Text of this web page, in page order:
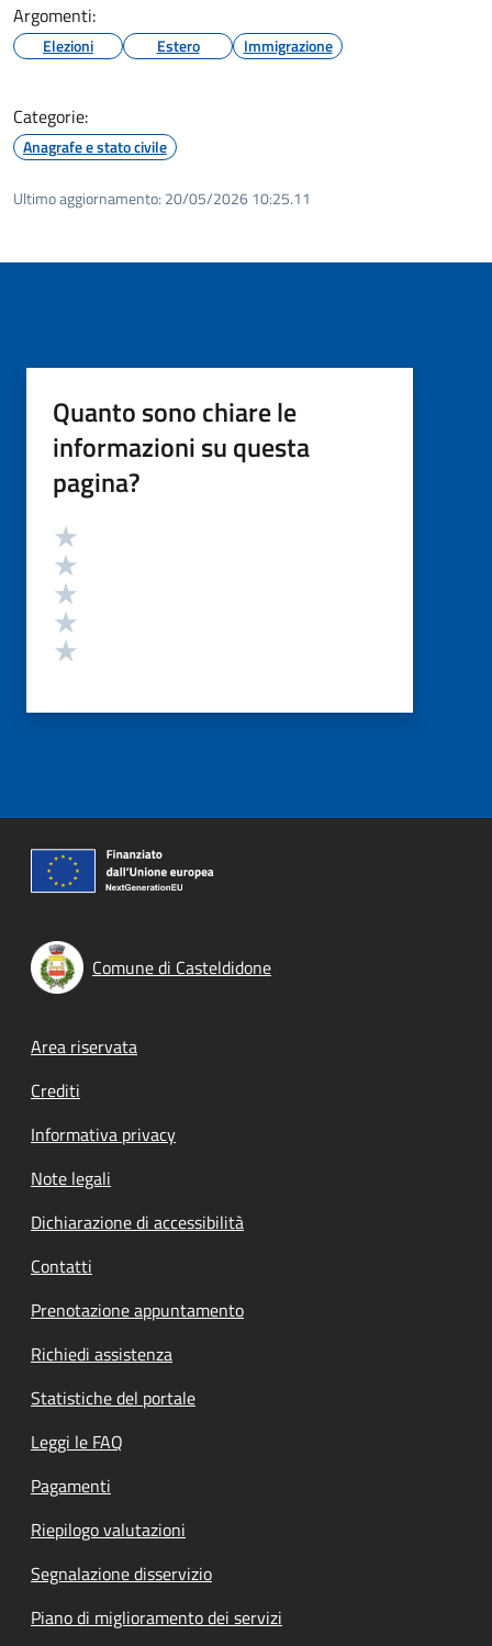
Argomenti:
Elezioni Estero Immigrazione
Categorie:
Anagrafe e stato civile
Ultimo aggiornamento: 20/05/2026 10:25.11
Quanto sono chiare le
informazioni su questa
pagina?
Valutazione
Comune di Casteldidone
Footer menu
Area riservata
Crediti
Informativa privacy
Note legali
Dichiarazione di accessibilità
Contatti
Prenotazione appuntamento
Richiedi assistenza
Statistiche del portale
Leggi le FAQ
Pagamenti
Riepilogo valutazioni
Segnalazione disservizio
Piano di miglioramento dei servizi